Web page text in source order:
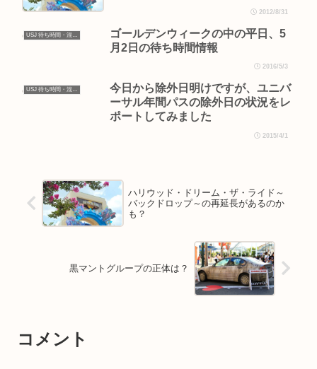
2012/8/31
USJ 待ち時間・混雑情報
ゴールデンウィークの中の平日、5
月2日の待ち時間情報
2016/5/3
USJ 待ち時間・混雑情報
今日から除外日明けですが、ユニバ
ーサル年間パスの除外日の状況をレ
ポートしてみました
2015/4/1
ハリウッド・ドリーム・ザ・ライド～
バックドロップ～の再延長があるのか
も？
黒マントグループの正体は？
コメント